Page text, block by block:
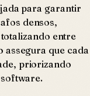
para garantir
densos,
entre
assegura que cada
priorizando